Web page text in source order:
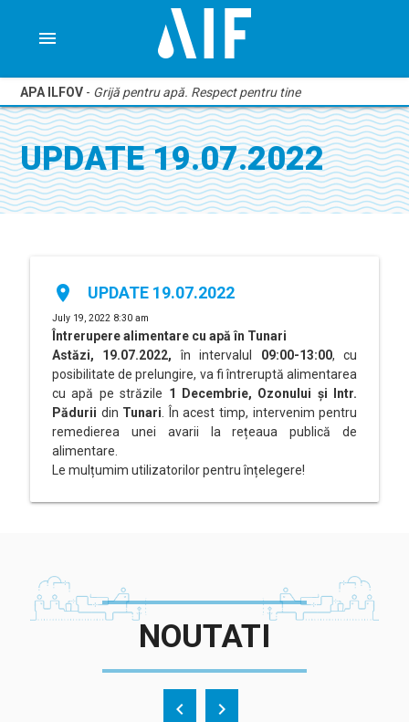
menu
APA ILFOV - Grijă pentru apă. Respect pentru tine
UPDATE 19.07.2022
place UPDATE 19.07.2022
July 19, 2022 8:30 am
Întrerupere alimentare cu apă în Tunari
Astăzi, 19.07.2022, în intervalul 09:00-13:00, cu
posibilitate de prelungire, va fi întreruptă alimentarea
cu apă pe străzile 1 Decembrie, Ozonului și Intr.
Pădurii din Tunari . În acest timp, intervenim pentru
remedierea unei avarii la rețeaua publică de
alimentare.
Le mulțumim utilizatorilor pentru înțelegere!
NOUTATI
chevron_left chevron_right